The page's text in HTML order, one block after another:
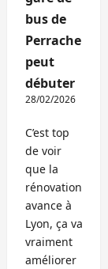
bus de
Perrache
peut
débuter
28/02/2026
C’est top
de voir
que la
rénovation
avance à
Lyon, ça va
vraiment
améliorer